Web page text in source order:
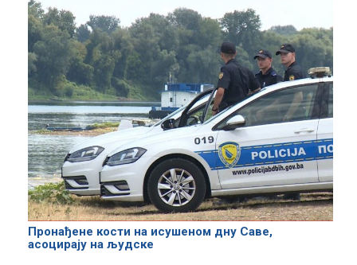
Пронађене кости на исушеном дну Саве,
асоцирају на људске